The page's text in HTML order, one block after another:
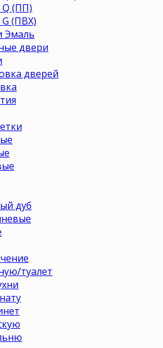
Q (ПП)
(ПВХ)
Эмаль
двери
дверей
дуб
туалет